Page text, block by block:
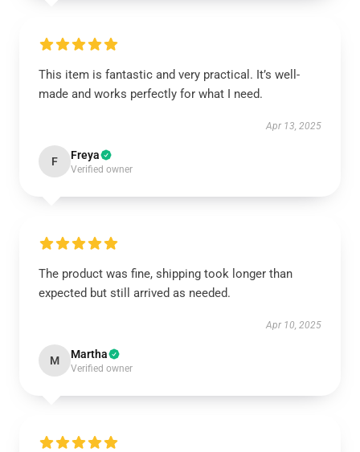
This item is fantastic and very practical. It’s well-
made and works perfectly for what I need.
Apr 13, 2025
F Freya
Verified owner
The product was fine, shipping took longer than
expected but still arrived as needed.
Apr 10, 2025
M Martha
Verified owner